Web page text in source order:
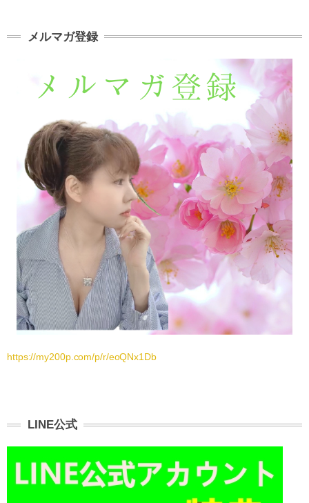
メルマガ登録
https://my200p.com/p/r/eoQNx1Db
LINE公式